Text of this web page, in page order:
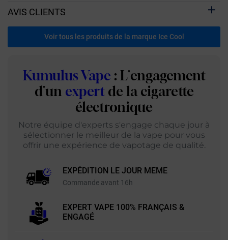
AVIS CLIENTS
Voir tous les produits de la marque Ice Cool
Kumulus Vape : L'engagement
d'un expert de la cigarette
électronique
Notre équipe d'experts s'engage chaque jour à
sélectionner le meilleur de la vape pour vous
offrir une expérience de vapotage de qualité.
EXPÉDITION LE JOUR MÊME
Commande avant 16h
EXPERT VAPE 100% FRANÇAIS &
ENGAGÉ